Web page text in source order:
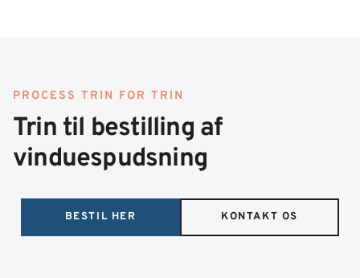
PROCESS TRIN FOR TRIN
Trin til bestilling af
vinduespudsning
BESTIL HER KONTAKT OS